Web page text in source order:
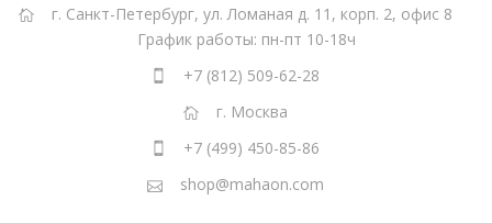
г. Санкт-Петербург, ул. Ломаная д. 11, корп. 2, офис 8
График работы: пн-пт 10-18ч
+7 (812) 509-62-28
г. Москва
+7 (499) 450-85-86
shop@mahaon.com